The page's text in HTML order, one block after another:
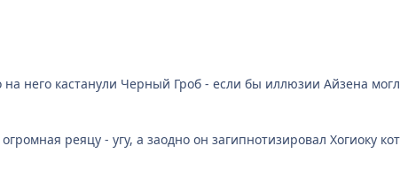
него кастанули Черный Гроб - если бы иллюзии Айзена
реяцу - угу, а заодно он загипнотизировал Хогиоку